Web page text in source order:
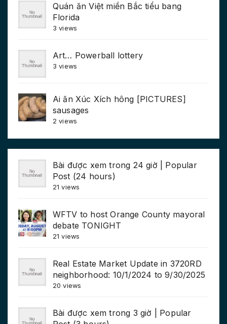
Quán ăn Việt miền Bắc tiểu bang
Florida
3 views
Art… Powerball lottery
3 views
Ai ăn Xúc Xích hông [PICTURES]
sausages
2 views
Bài được xem trong 24 giờ | Popular
Post (24 hours)
21 views
WFTV to host Orange County mayoral
debate TONIGHT
21 views
Real Estate Market Update in 3720RD
neighborhood: 10/1/2024 to 9/30/2025
20 views
Bài được xem trong 3 giờ | Popular